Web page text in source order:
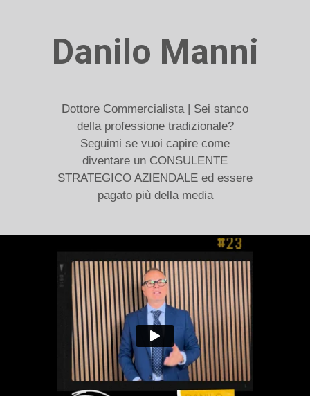
Danilo Manni
Dottore Commercialista | Sei stanco
della professione tradizionale?
Seguimi se vuoi capire come
diventare un CONSULENTE
STRATEGICO AZIENDALE ed essere
pagato più della media